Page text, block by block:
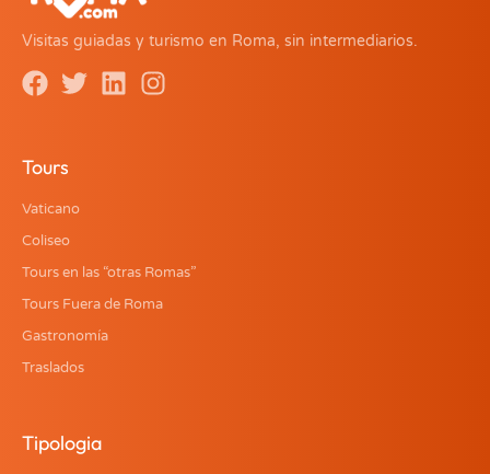
Visitas guiadas y turismo en Roma, sin intermediarios.
Tours
Vaticano
Coliseo
Tours en las “otras Romas”
Tours Fuera de Roma
Gastronomía
Traslados
Tipologia